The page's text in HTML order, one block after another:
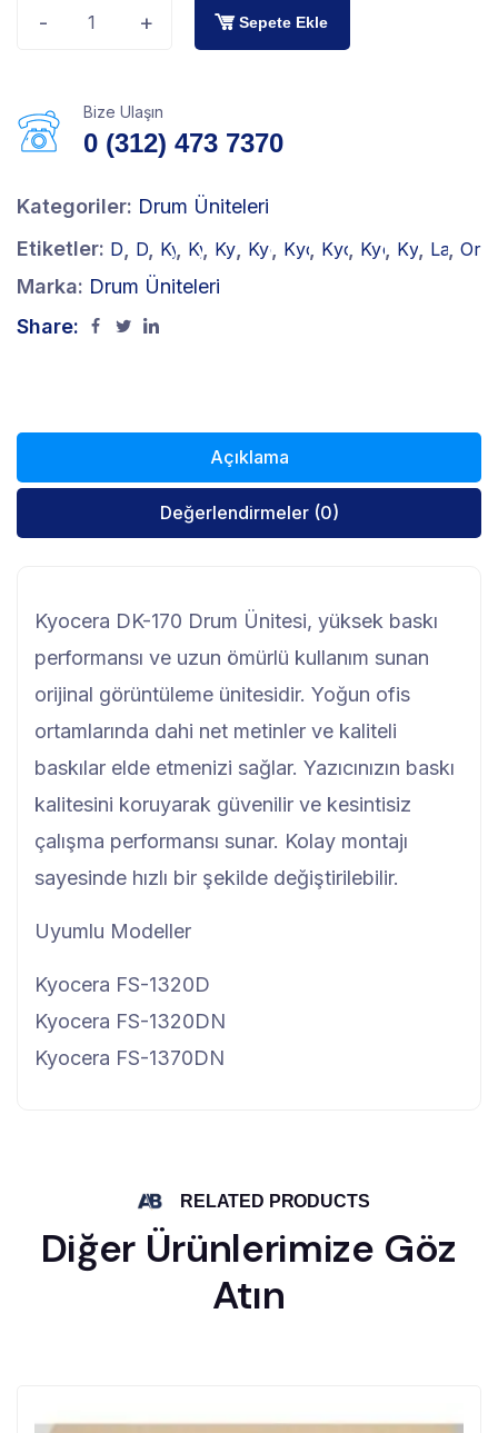
- + Sepete Ekle
Bize Ulaşın
0 (312) 473 7370
Kategoriler: Drum Üniteleri
Etiketler: DK-170 Drum
Drum Ünitesi
, Kyocera DK-170
, Kyocera Drum
, Kyocera Drum Ünitesi
, Kyocera FS-1320D Drum
Kyocera FS-1320DN
Kyocera FS-
, Kyocera Sarf
Kyocera
, Lazer
,
Marka: Drum Üniteleri
Share:
Açıklama
Değerlendirmeler (0)
Kyocera DK-170 Drum Ünitesi, yüksek baskı
performansı ve uzun ömürlü kullanım sunan
orijinal görüntüleme ünitesidir. Yoğun ofis
ortamlarında dahi net metinler ve kaliteli
baskılar elde etmenizi sağlar. Yazıcınızın baskı
kalitesini koruyarak güvenilir ve kesintisiz
çalışma performansı sunar. Kolay montajı
sayesinde hızlı bir şekilde değiştirilebilir.
Uyumlu Modeller
Kyocera FS-1320D
Kyocera FS-1320DN
Kyocera FS-1370DN
RELATED PRODUCTS
Diğer Ürünlerimize Göz
Atın